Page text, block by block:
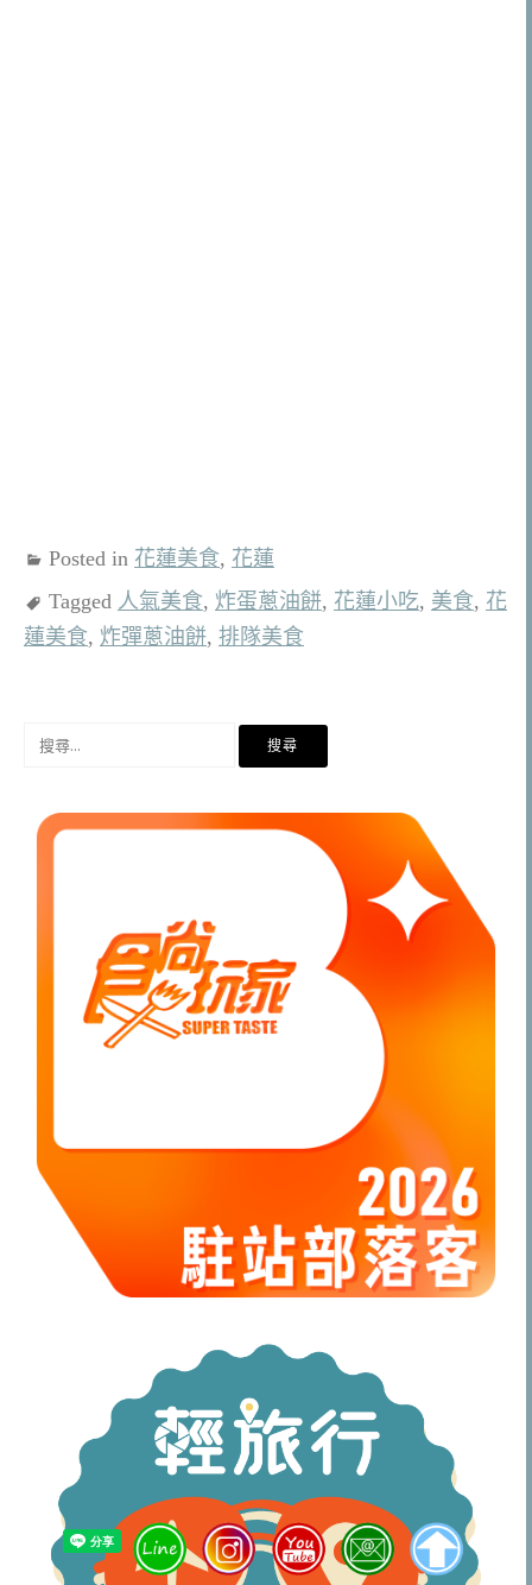
Posted in 花蓮美食, 花蓮
Tagged 人氣美食, 炸蛋蔥油餅, 花蓮小吃, 美食, 花
蓮美食, 炸彈蔥油餅, 排隊美食
字: